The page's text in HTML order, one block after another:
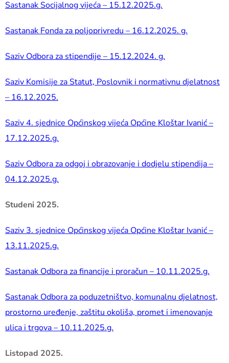
Sastanak Socijalnog vijeća – 15.12.2025.g.
Sastanak Fonda za poljoprivredu – 16.12.2025. g.
Saziv Odbora za stipendije – 15.12.2024. g.
Saziv Komisije za Statut, Poslovnik i normativnu djelatnost
– 16.12.2025.
Saziv 4. sjednice Općinskog vijeća Općine Kloštar Ivanić –
17.12.2025.g.
Saziv Odbora za odgoj i obrazovanje i dodjelu stipendija –
04.12.2025.g.
Studeni 2025.
Saziv 3. sjednice Općinskog vijeća Općine Kloštar Ivanić –
13.11.2025.g.
Sastanak Odbora za financije i proračun – 10.11.2025.g.
Sastanak Odbora za poduzetništvo, komunalnu djelatnost,
prostorno uređenje, zaštitu okoliša, promet i imenovanje
ulica i trgova – 10.11.2025.g.
Listopad 2025.